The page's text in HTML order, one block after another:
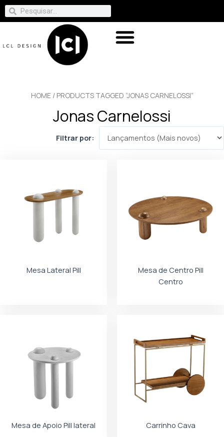
HOME/ PRODUCTS TAGGED “JONAS CARNELOSSI”
Jonas Carnelossi
Filtrar por:
Mesa Lateral Pill
Mesa de Centro Pill
Centro
Mesa de Apoio Pill lateral Carrinho Cava